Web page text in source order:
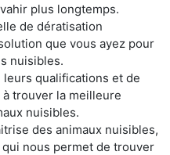
plus longtemps.
de dératisation
que vous ayez pour
nuisibles.
qualifications et de
trouver la meilleure
nuisibles.
des animaux nuisibles,
nous permet de trouver